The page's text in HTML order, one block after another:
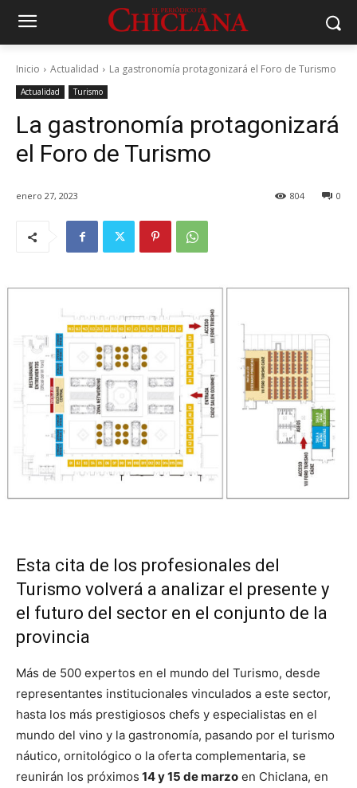
Inicio Actualidad La gastronomía protagonizará el Foro de Turismo
Actualidad Turismo
La gastronomía protagonizará
el Foro de Turismo
enero 27, 2023 0
804
Esta cita de los profesionales del
Turismo volverá a analizar el presente y
el futuro del sector en el conjunto de la
provincia
Más de 500 expertos en el mundo del Turismo, desde
representantes institucionales vinculados a este sector,
hasta los más prestigiosos chefs y especialistas en el
mundo del vino y la gastronomía, pasando por el turismo
náutico, ornitológico o la oferta complementaria, se
reunirán los próximos 14 y 15 de marzo en Chiclana, en